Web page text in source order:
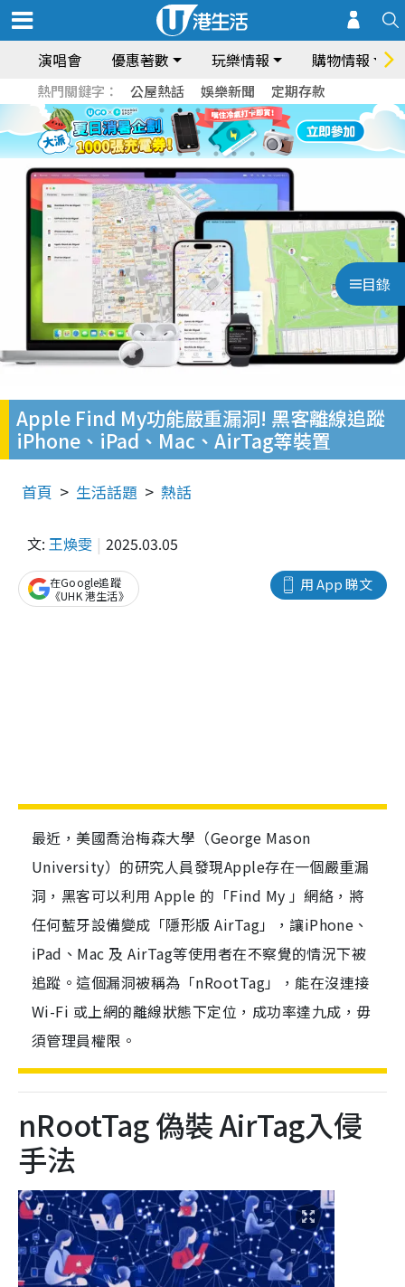
演唱會 優惠著數 玩樂情報 購物情報
熱門關鍵字： 公屋熱話 娛樂新聞 定期存款
目錄
Apple Find My功能嚴重漏洞! 黑客離線追蹤
iPhone、iPad、Mac、AirTag等裝置
首頁 生活話題 熱話
文: 王煥雯 2025.03.05
用 App 睇文
在Google追蹤
《UHK 港生活》
最近，美國喬治梅森大學（George Mason
University）的研究人員發現Apple存在一個嚴重漏
洞，黑客可以利用 Apple 的「Find My 」網絡，將
任何藍牙設備變成「隱形版 AirTag」，讓iPhone、
iPad、Mac 及 AirTag等使用者在不察覺的情況下被
追蹤。這個漏洞被稱為「nRootTag」，能在沒連接
Wi-Fi 或上網的離線狀態下定位，成功率達九成，毋
須管理員權限。
nRootTag 偽裝 AirTag入侵
手法